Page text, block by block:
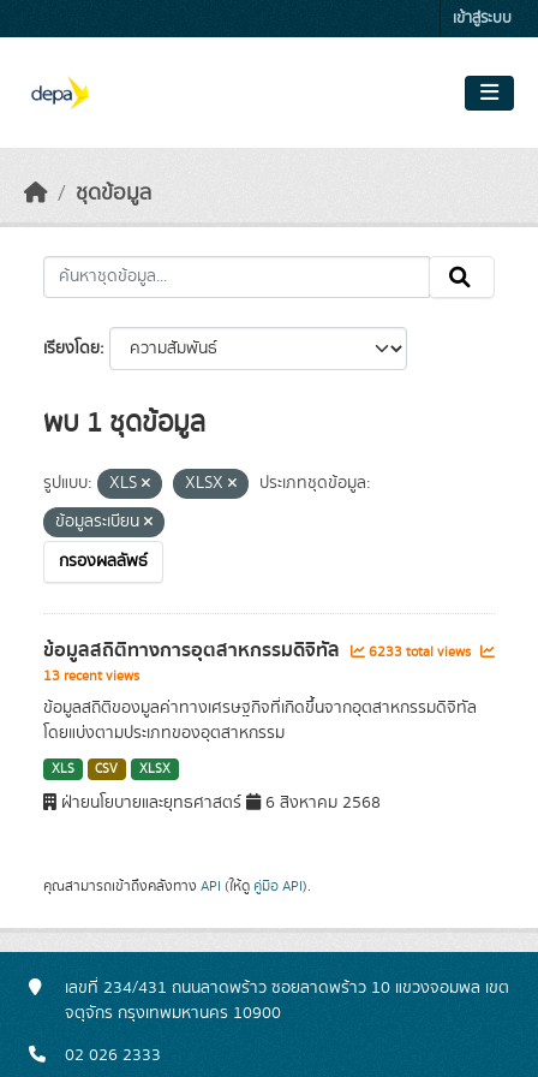
เข้าสู่ระบบ
ชุดข้อมูล
เรียงโดย
พบ 1 ชุดข้อมูล
รูปแบบ: XLS XLSX
ประเภทชุดข้อมูล:
ข้อมูลระเบียน
กรองผลลัพธ์
ข้อมูลสถิติทางการอุตสาหกรรมดิจิทัล
6233 total views
13 recent views
ข้อมูลสถิติของมูลค่าทางเศรษฐกิจที่เกิดขึ้นจากอุตสาหกรรมดิจิทัล
โดยแบ่งตามประเภทของอุตสาหกรรม
XLS CSV XLSX
ฝ่ายนโยบายและยุทธศาสตร์ 6 สิงหาคม 2568
คุณสามารถเข้าถึงคลังทาง API (ให้ดู คู่มือ API).
เลขที่ 234/431 ถนนลาดพร้าว ซอยลาดพร้าว 10 แขวงจอมพล เขต
จตุจักร กรุงเทพมหานคร 10900
02 026 2333